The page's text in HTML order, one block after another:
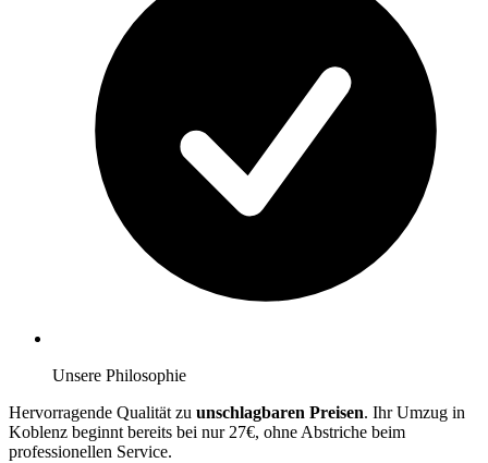
Unsere Philosophie
Hervorragende Qualität zu unschlagbaren Preisen. Ihr Umzug in
Koblenz beginnt bereits bei nur 27€, ohne Abstriche beim
professionellen Service.